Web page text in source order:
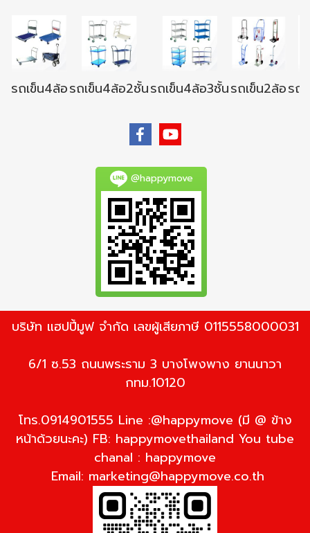
รถเข็น4ล้อรถเข็น4ล้อ2ชั้นรถเข็น4ล้อ3ชั้นรถเข็น2ล้อรถ
@happymove
บริษัท แฮปปี้มูฟ จำกัด เลขผู้เสียภาษี 0115558000031
6/1 ซ.53 ถนนพระราม 3 บางโพงพาง ยานนาวา
กทม.10120
โทร.0914901555 Line :@happymove (มี @ ข้าง
หน้าด้วยนะคะ) FB: happymovethailand You tube
chanal : happymove
Email: marketing@happymove.co.th